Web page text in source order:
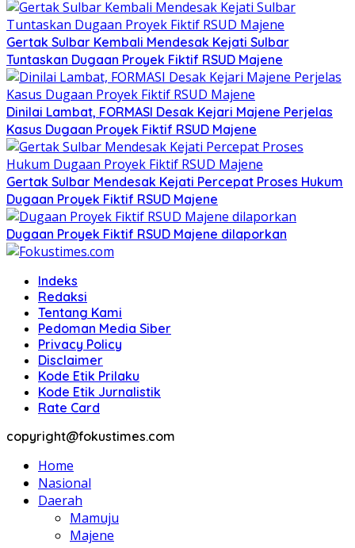
Gertak Sulbar Kembali Mendesak Kejati Sulbar
Tuntaskan Dugaan Proyek Fiktif RSUD Majene
Dinilai Lambat, FORMASI Desak Kejari Majene Perjelas
Kasus Dugaan Proyek Fiktif RSUD Majene
Gertak Sulbar Mendesak Kejati Percepat Proses Hukum
Dugaan Proyek Fiktif RSUD Majene
Dugaan Proyek Fiktif RSUD Majene dilaporkan
Indeks
Redaksi
Tentang Kami
Pedoman Media Siber
Privacy Policy
Disclaimer
Kode Etik Prilaku
Kode Etik Jurnalistik
Rate Card
copyright@fokustimes.com
Home
Nasional
Daerah
Mamuju
Majene